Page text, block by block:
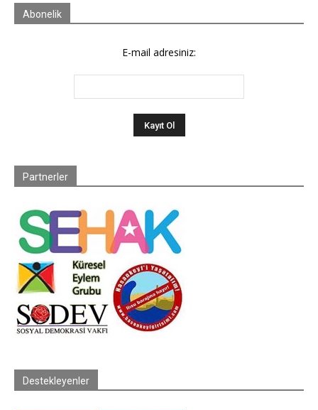
Abonelik
E-mail adresiniz:
Partnerler
Destekleyenler